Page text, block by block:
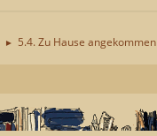
► 5.4. Zu Hause angekommen